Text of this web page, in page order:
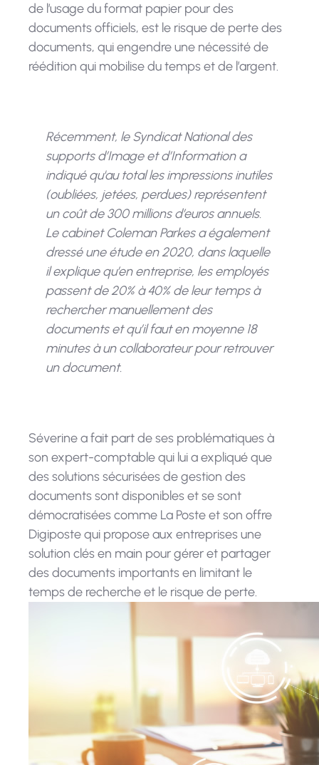
de l’usage du format papier pour des
documents officiels, est le risque de perte des
documents, qui engendre une nécessité de
réédition qui mobilise du temps et de l’argent.
Récemment, le Syndicat National des
supports d’Image et d’Information a
indiqué qu'au total les impressions inutiles
(oubliées, jetées, perdues) représentent
un coût de 300 millionsd’euros annuels.
Le cabinet Coleman Parkes a également
dressé une étude en 2020, dans laquelle
il explique qu’en entreprise, les employés
passent de 20% à 40% de leur temps à
recherchermanuellement des
documents et qu’il faut en moyenne 18
minutes à un collaborateur pour retrouver
un document.
Séverine a fait part de ses problématiques à
son expert-comptable qui lui a expliqué que
des solutions sécurisées de gestion des
documents sont disponibles et se sont
démocratisées comme La Poste et son offre
Digiposte qui propose aux entreprises une
solution clés en main pour gérer et partager
des documents importants en limitant le
temps de recherche et le risque de perte.